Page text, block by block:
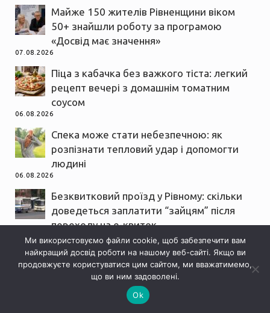
Майже 150 жителів Рівненщини віком
50+ знайшли роботу за програмою
«Досвід має значення»
07.08.2026
Піца з кабачка без важкого тіста: легкий
рецепт вечері з домашнім томатним
соусом
06.08.2026
Спека може стати небезпечною: як
розпізнати тепловий удар і допомогти
людині
06.08.2026
Безквитковий проїзд у Рівному: скільки
доведеться заплатити “зайцям” після
переходу на е-квиток
06.08.2026
Ми використовуємо файли cookie, щоб забезпечити вам
найкращий досвід роботи на нашому веб-сайті. Якщо ви
продовжуєте користуватися цим сайтом, ми вважатимемо,
що ви ним задоволені.
Ok